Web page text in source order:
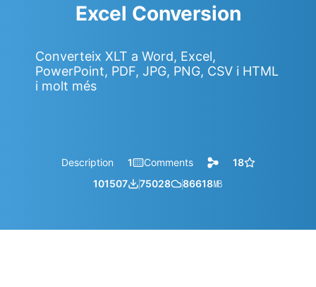
Excel Conversion
Converteix XLT a Word, Excel,
PowerPoint, PDF, JPG, PNG, CSV i HTML
i molt més
Description 1 Comments
18
101507
75028 86618㎆︎